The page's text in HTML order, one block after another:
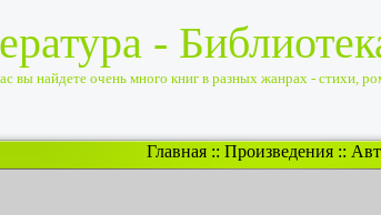
-
вы найдете очень много книг в разных жанрах - стихи,
Главная :: Произведения ::